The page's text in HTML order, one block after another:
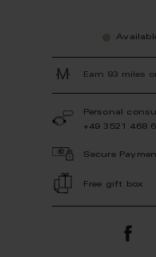
Earn 93 miles
Personal
+49 3521 468
Secure
Free gift box